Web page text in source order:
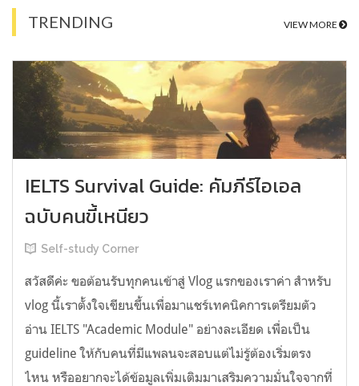
TRENDING VIEW MORE
IELTS Survival Guide: คัมภีร์ไอเอล
ฉบับคนขี้เหนียว
Self-study Corner
สวัสดีค่ะ ขอต้อนรับทุกคนเข้าสู่ Vlog แรกของเราค่า สำหรับ
vlog นี้เราตั้งใจเขียนขึ้นเพื่อมาแชร์เทคนิคการเตรียมตัว
อ่าน IELTS "Academic Module" อย่างละเอียด เพื่อเป็น
guideline ให้กับคนที่มีแพลนจะสอบแต่ไม่รู้ต้องเริ่มตรง
ไหน หรืออยากจะได้ข้อมูลเพิ่มเติมมาเสริมความมั่นใจจากที่